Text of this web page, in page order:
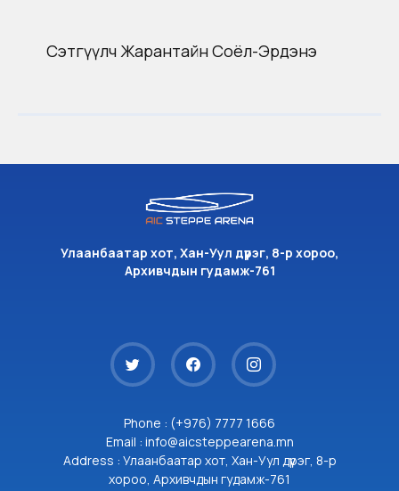
Сэтгүүлч Жарантайн Соёл-Эрдэнэ
Улаанбаатар хот, Хан-Уул дүүрэг, 8-р хороо,
Архивчдын гудамж-761
Phone : (+976) 7777 1666
Email : info@aicsteppearena.mn
Address : Улаанбаатар хот, Хан-Уул дүүрэг, 8-р
хороо, Архивчдын гудамж-761